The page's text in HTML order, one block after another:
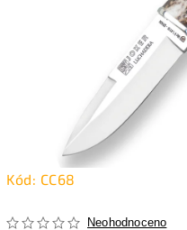
Kód: CC68
Neohodnoceno